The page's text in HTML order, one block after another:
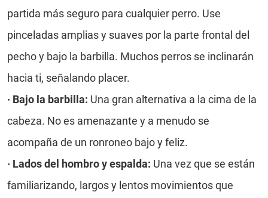
partida más seguro para cualquier perro. Use
pinceladas amplias y suaves por la parte frontal del
pecho y bajo la barbilla. Muchos perros se inclinarán
hacia ti, señalando placer.
· Bajo la barbilla: Una gran alternativa a la cima de la
cabeza. No es amenazante y a menudo se
acompaña de un ronroneo bajo y feliz.
· Lados del hombro y espalda: Una vez que se están
familiarizando, largos y lentos movimientos que